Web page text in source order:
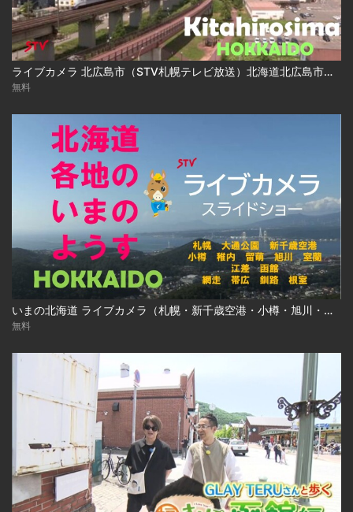
ライブカメラ 北広島市（STV札幌テレビ放送）北海道北広島市／Live Camera Kitahirosima City, Hokkaido
無料
いまの北海道 ライブカメラ（札幌・新千歳空港・小樽・旭川・函館ほか ）
無料